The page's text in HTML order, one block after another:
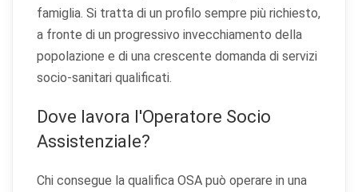
famiglia. Si tratta di un profilo sempre più richiesto,
a fronte di un progressivo invecchiamento della
popolazione e di una crescente domanda di servizi
socio-sanitari qualificati.
Dove lavora l'Operatore Socio
Assistenziale?
Chi consegue la qualifica OSA può operare in una